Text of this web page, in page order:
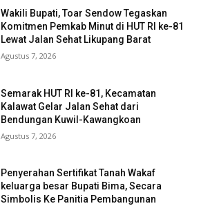
Wakili Bupati, Toar Sendow Tegaskan
Komitmen Pemkab Minut di HUT RI ke-81
Lewat Jalan Sehat Likupang Barat
Agustus 7, 2026
Semarak HUT RI ke-81, Kecamatan
Kalawat Gelar Jalan Sehat dari
Bendungan Kuwil-Kawangkoan
Agustus 7, 2026
Penyerahan Sertifikat Tanah Wakaf
keluarga besar Bupati Bima, Secara
Simbolis Ke Panitia Pembangunan